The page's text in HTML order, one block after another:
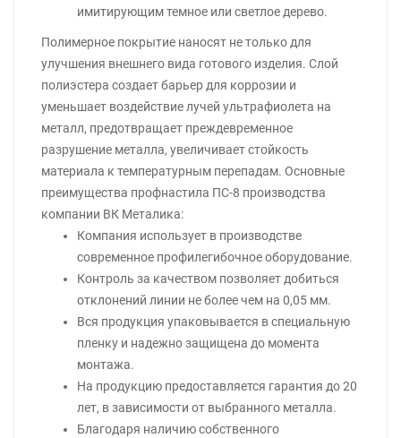
имитирующим темное или светлое дерево.
Полимерное покрытие наносят не только для
улучшения внешнего вида готового изделия. Слой
полиэстера создает барьер для коррозии и
уменьшает воздействие лучей ультрафиолета на
металл, предотвращает преждевременное
разрушение металла, увеличивает стойкость
материала к температурным перепадам. Основные
преимущества профнастила ПС-8 производства
компании ВК Металика:
Компания использует в производстве
современное профилегибочное оборудование.
Контроль за качеством позволяет добиться
отклонений линии не более чем на 0,05 мм.
Вся продукция упаковывается в специальную
пленку и надежно защищена до момента
монтажа.
На продукцию предоставляется гарантия до 20
лет, в зависимости от выбранного металла.
Благодаря наличию собственного